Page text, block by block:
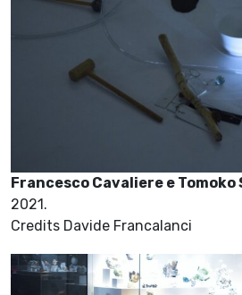
Francesco Cavaliere e Tomoko
2021.
Credits Davide Francalanci